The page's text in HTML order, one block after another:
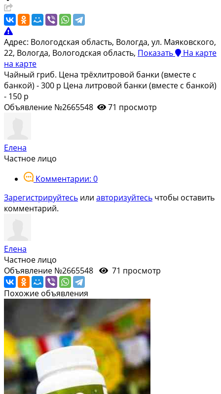
Адрес: Вологодская область, Вологда, ул. Маяковского,
22, Вологда, Вологодская область, Показать
На карте
на карте
Чайный гриб. Цена трёхлитровой банки (вместе с
банкой) - 300 р Цена литровой банки (вместе с банкой)
- 150 р
Объявление №2665548
71 просмотр
Елена
Частное лицо
Комментарии: 0
Зарегистрируйтесь или авторизуйтесь чтобы оставить
комментарий.
Елена
Частное лицо
Объявление №2665548
71 просмотр
Похожие объявления